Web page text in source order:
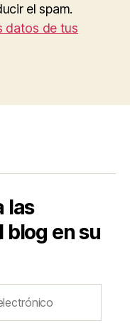
el spam.
datos de tus
las
en su